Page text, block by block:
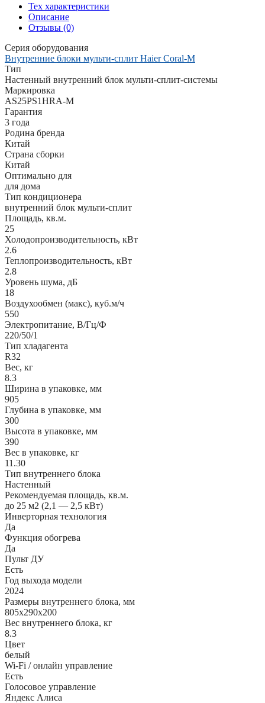
Coral-
AS25PS1HRA-
M
Внутренний
Блок
Тех характеристики
Описание
Отзывы (0)
Серия оборудования
Внутренние блоки мульти-сплит Haier Coral-M
Тип
Настенный внутренний блок мульти-сплит-системы
Маркировка
AS25PS1HRA-M
Гарантия
3 года
Родина бренда
Китай
Страна сборки
Китай
Оптимально для
для дома
Тип кондиционера
внутренний блок мульти-сплит
Площадь, кв.м.
25
Холодопроизводительность, кВт
2.6
Теплопроизводительность, кВт
2.8
Уровень шума, дБ
18
Воздухообмен (макс), куб.м/ч
550
Электропитание, В/Гц/Ф
220/50/1
Тип хладагента
R32
Вес, кг
8.3
Ширина в упаковке, мм
905
Глубина в упаковке, мм
300
Высота в упаковке, мм
390
Вес в упаковке, кг
11.30
Тип внутреннего блока
Настенный
Рекомендуемая площадь, кв.м.
до 25 м2 (2,1 — 2,5 кВт)
Инверторная технология
Да
Функция обогрева
Да
Пульт ДУ
Есть
Год выхода модели
2024
Размеры внутреннего блока, мм
805x290x200
Вес внутреннего блока, кг
8.3
Цвет
белый
Wi-Fi / онлайн управление
Есть
Голосовое управление
Яндекс Алиса